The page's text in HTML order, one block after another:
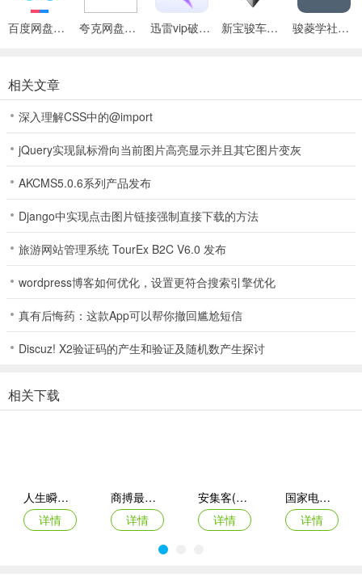
及时发布公司公告和通知，确保员工能够第一时间了解公司动态和重
要信息。
菱菱通3.0使用简介
1、本站免费下载安装菱菱通App后，使用公司账号登录，即可开启高
效移动办公之旅。
2、进入即时通讯界面，可快速与同事进行单聊或群聊，沟通工作事
保工作有序推进。
4、通过文件共享功能，轻松上传、下载和分享文件，实现团队协作无
人能力与效率。
应用亮点
用户可以根据自己的需求自定义功能模块和界面布局，实现个性化办
采用先进的加密技术，确保用户数据的安全性，让用户放心使用。
3、在线学习资源：
提供丰富的在线学习资源，帮助员工不断提升自身技能和知识水平。
百度网盘绿色免安装Pc电脑版 夸克网盘官方正式版 迅雷vip破解版永久会员2024版 新宝骏车联app 骏菱学社官方版
相关文章
深入理解CSS中的@import
jQuery实现鼠标滑向当前图片高亮显示并且其它图片变灰
AKCMS5.0.6系列产品发布
Django中实现点击图片链接强制直接下载的方法
旅游网站管理系统 TourEx B2C V6.0 发布
wordpress博客如何优化，设置更符合搜索引擎优化
真有后悔药：这款App可以帮你撤回尴尬短信
Discuz! X2验证码的产生和验证及随机数产生探讨
相关下载
人生瞬间最新手机版
详情
商搏最新手机版
详情
安集客(服务工单管理)
详情
国家电投网络学院app
详情